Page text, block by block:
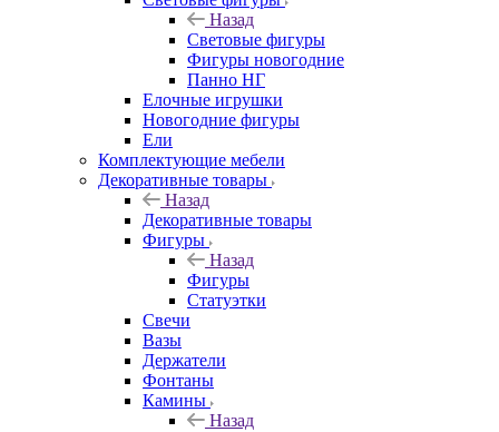
Назад
Световые фигуры
Фигуры новогодние
Панно НГ
Елочные игрушки
Новогодние фигуры
Ели
Комплектующие мебели
Декоративные товары
Назад
Декоративные товары
Фигуры
Назад
Фигуры
Статуэтки
Свечи
Вазы
Держатели
Фонтаны
Камины
Назад